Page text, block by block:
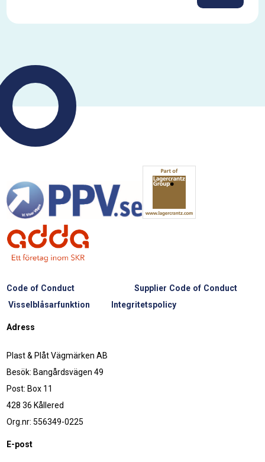
Code of Conduct
Supplier Code of Conduct
Visselblåsarfunktion
Integritetspolicy
Adress
Plast & Plåt Vägmärken AB
Besök: Bangårdsvägen 49
Post: Box 11
428 36 Kållered
Org.nr: 556349-0225
E-post